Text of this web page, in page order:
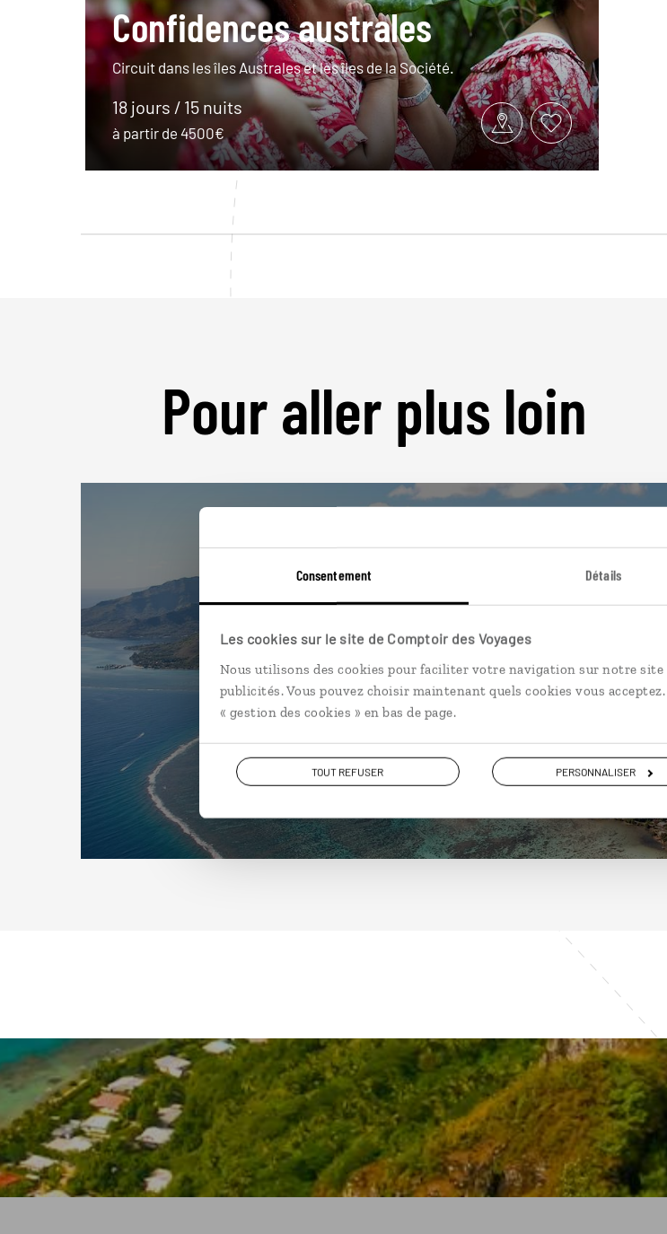
Consentement Détails
Les cookies sur le site de Comptoir des Voyages
Nous utilisons des cookies pour faciliter votre navigation sur notre site
publicités. Vous pouvez choisir maintenant quels cookies vous
« gestion des cookies » en bas de page.
TOUT REFUSER PERSONNALISER
Confidences australes
Circuit dans les îles Australes et les îles de la Société.
18 jours / 15 nuits
à partir de 4500€
Pour aller plus loin
Nos 12 idées de
DÉCOUVRIR